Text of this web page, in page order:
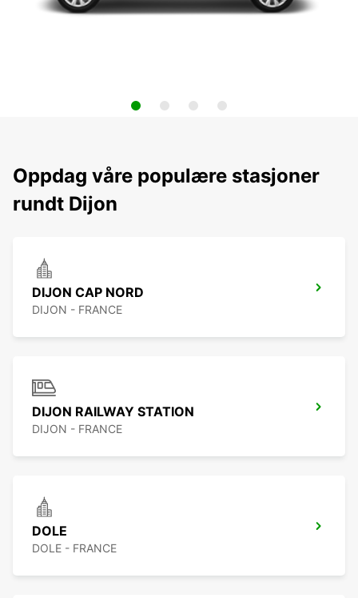
Oppdag våre populære stasjoner
rundt Dijon
DIJON CAP NORD
DIJON - FRANCE
DIJON RAILWAY STATION
DIJON - FRANCE
DOLE
DOLE - FRANCE